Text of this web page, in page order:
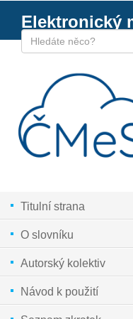
Elektronický
Titulní strana
O slovníku
Autorský kolektiv
Návod k použití